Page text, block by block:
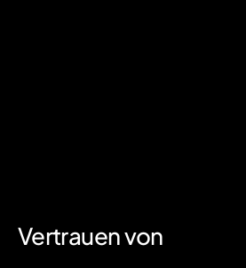
Vertrauen von